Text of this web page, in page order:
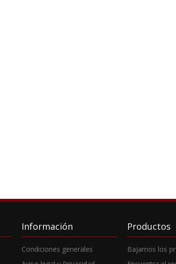
Información
Condiciones generales
Productos
Bajamos los